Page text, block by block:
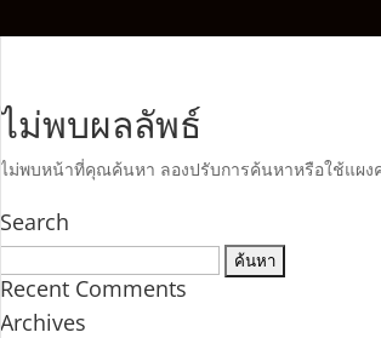
ไม่พบผลลัพธ์
ไม่พบหน้าที่คุณค้นหา ลองปรับการค้นหาหรือใช้แผ
Search
สำหรับ:
Recent Comments
Archives